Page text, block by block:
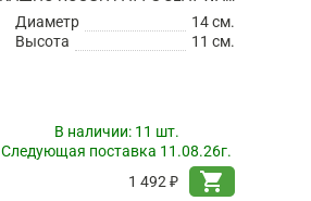
Диаметр
14 см.
Высота
11 см.
В наличии: 11 шт.
Следующая поставка 11.08.26г.
1 492 ₽
shopping_cart